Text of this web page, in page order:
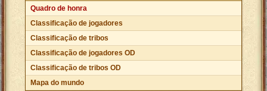
Quadro de honra
Classificação de jogadores
Classificação de tribos
Classificação de jogadores OD
Classificação de tribos OD
Mapa do mundo